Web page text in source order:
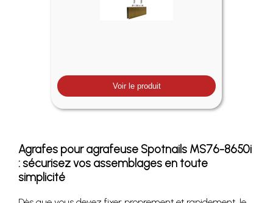
Voir le produit
Agrafes pour agrafeuse Spotnails MS76-8650i
: sécurisez vos assemblages en toute
simplicité